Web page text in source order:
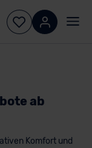
ab
Komfort und